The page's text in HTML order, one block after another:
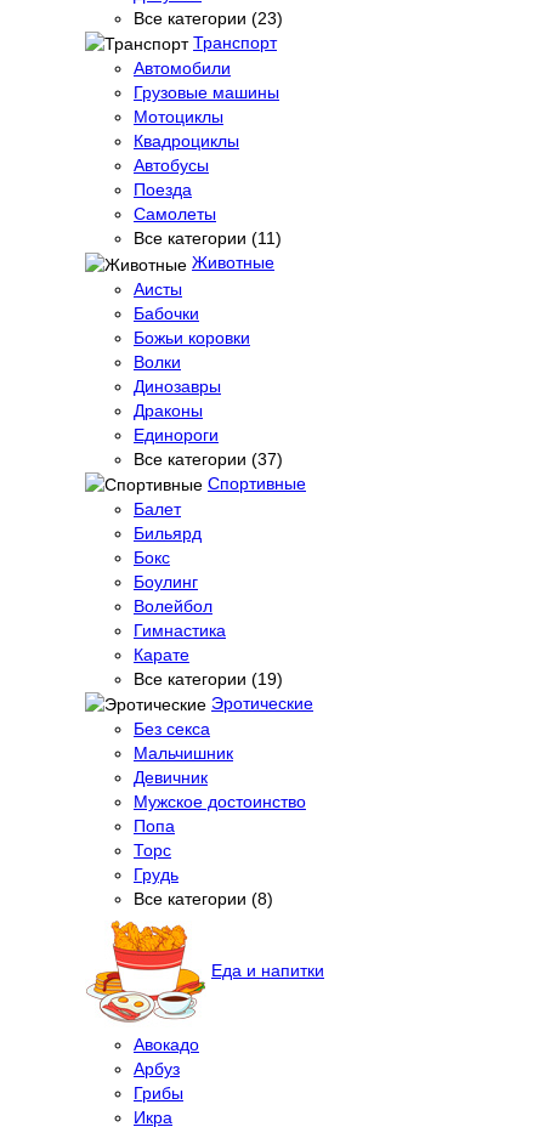
Все категории (23)
Транспорт
Автомобили
Грузовые машины
Мотоциклы
Квадроциклы
Автобусы
Поезда
Самолеты
Все категории (11)
Животные
Аисты
Бабочки
Божьи коровки
Волки
Динозавры
Драконы
Единороги
Все категории (37)
Спортивные
Балет
Бильярд
Бокс
Боулинг
Волейбол
Гимнастика
Карате
Все категории (19)
Эротические
Без секса
Мальчишник
Девичник
Мужское достоинство
Попа
Торс
Грудь
Все категории (8)
Еда и напитки
Авокадо
Арбуз
Грибы
Икра